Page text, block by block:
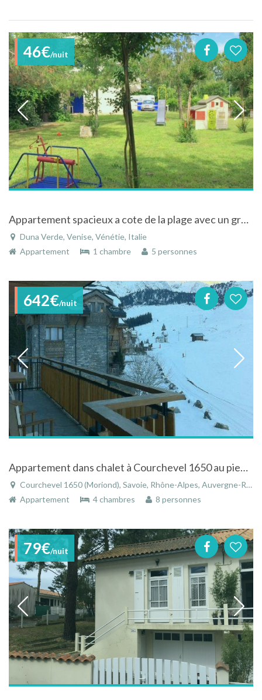
46€/nuit
Appartement spacieux a cote de la plage avec un grand jardin
Duna Verde, Venise, Vénétie, Italie
Appartement
1 chambre 5 personnes
642€/nuit
Appartement dans chalet à Courchevel 1650 au pied des pistes.
Courchevel 1650 (Moriond), Savoie, Rhône-Alpes, Auvergne-Rhône-Alpes, France
Appartement
4 chambres 8 personnes
79€/nuit